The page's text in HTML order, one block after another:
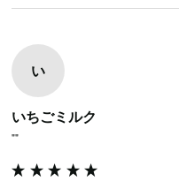
い
いちごミルク
""